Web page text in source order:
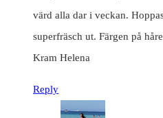
värd alla dar i veckan.
superfräsch ut. Färgen på
Kram Helena
Reply